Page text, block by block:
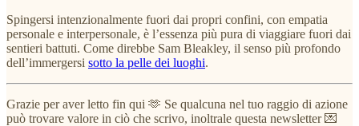
Spingersi intenzionalmente fuori dai propri confini, con empatia
personale e interpersonale, è l’essenza più pura di viaggiare fuori dai
sentieri battuti. Come direbbe Sam Bleakley, il senso più profondo
dell’immergersi sotto la pelle dei luoghi.
Grazie per aver letto fin qui 🫶 Se qualcuna nel tuo raggio di azione
può trovare valore in ciò che scrivo, inoltrale questa newsletter 💌